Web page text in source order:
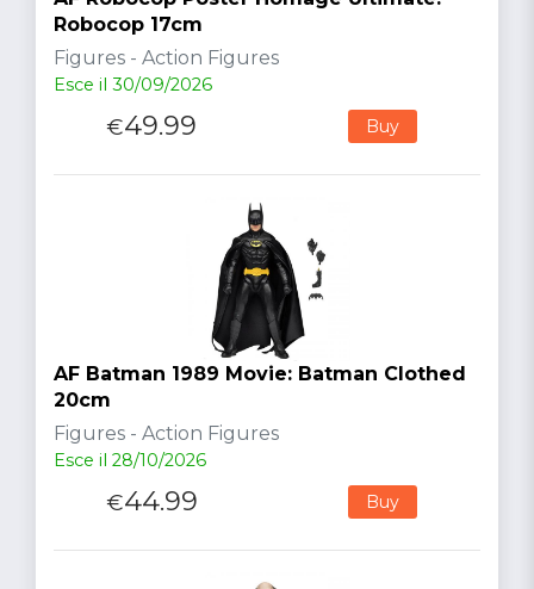
Robocop 17cm
Figures - Action Figures
Esce il 30/09/2026
€49.99 Buy
AF Batman 1989 Movie: Batman Clothed
20cm
Figures - Action Figures
Esce il 28/10/2026
€44.99 Buy